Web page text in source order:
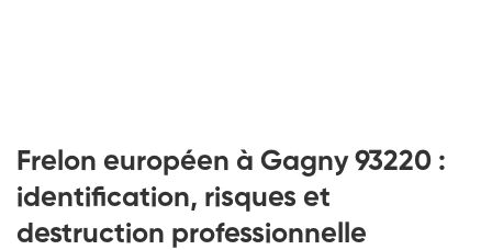
Frelon européen à Gagny 93220 :
identification, risques et
destruction professionnelle